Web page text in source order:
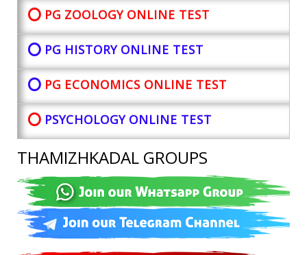
⭕ PG ZOOLOGY ONLINE TEST
⭕ PG HISTORY ONLINE TEST
⭕ PG ECONOMICS ONLINE TEST
⭕ PSYCHOLOGY ONLINE TEST
THAMIZHKADAL GROUPS